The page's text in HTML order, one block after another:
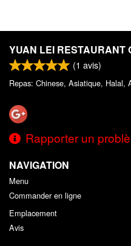
YUAN LEI RESTAURANT
(1 avis)
Repas: Chinese, Asiatique, Halal,
Rapporter un
NAVIGATION
Menu
Commander en ligne
Emplacement
Avis